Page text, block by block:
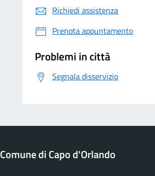
Richiedi assistenza
Prenota appuntamento
Problemi in città
Segnala disservizio
Comune di Capo d'Orlando